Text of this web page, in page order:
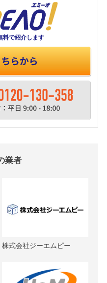
料で紹介します
業者
株式会社ジーエムピー